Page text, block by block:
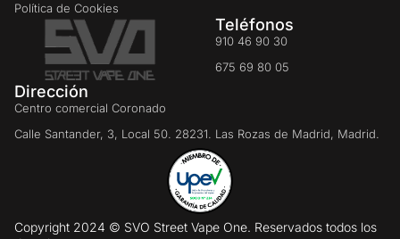
Política de Cookies
Teléfonos
910 46 90 30
675 69 80 05
Dirección
Centro comercial Coronado
Calle Santander, 3, Local 50. 28231. Las Rozas de Madrid, Madrid.
Copyright 2024 © SVO Street Vape One. Reservados todos los